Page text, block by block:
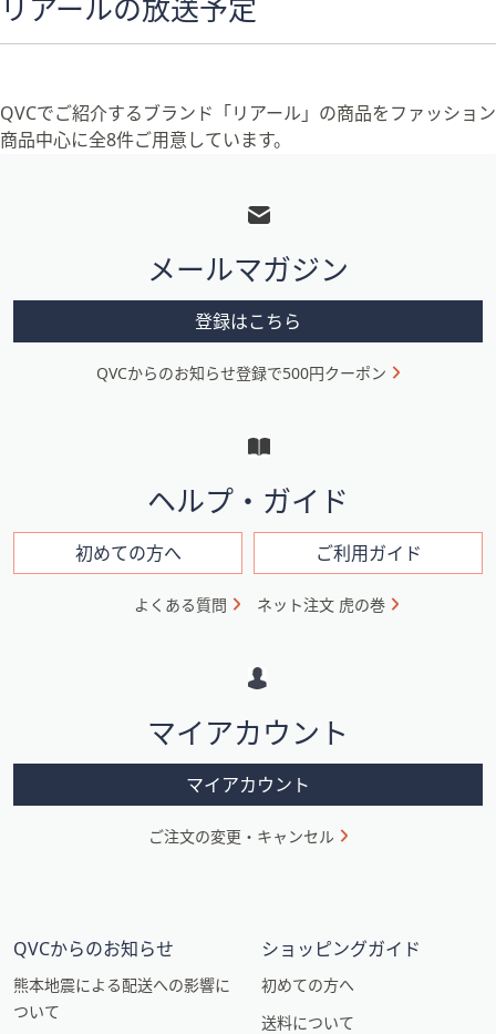
リアールの放送予定
QVCでご紹介するブランド「リアール」の商品をファッション
商品中心に全8件ご用意しています。
メ
ニ
ン
ン
メールマガジン
登録はこちら
QVCからのお知らせ登録で500円クーポン
ヘルプ・ガイド
初めての方へ ご利用ガイド
よくある質問 ネット注文 虎の巻
マイアカウント
マイアカウント
ご注文の変更・キャンセル
QVCからのお知らせ
熊本地震による配送への影響に
ついて
ショッピングガイド
初めての方へ
送料について